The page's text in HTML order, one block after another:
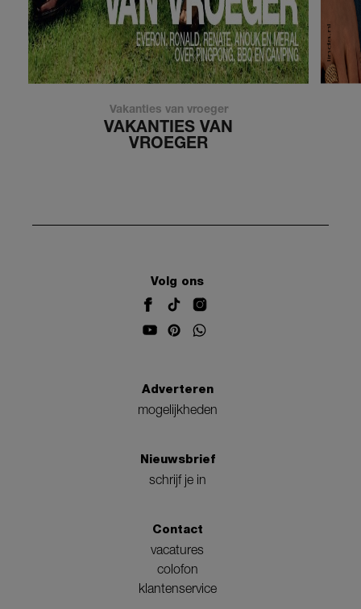
Vakanties van vroeger
VAKANTIES VAN
VROEGER
Volg ons
Adverteren
mogelijkheden
Nieuwsbrief
schrijf je in
Contact
vacatures
colofon
klantenservice